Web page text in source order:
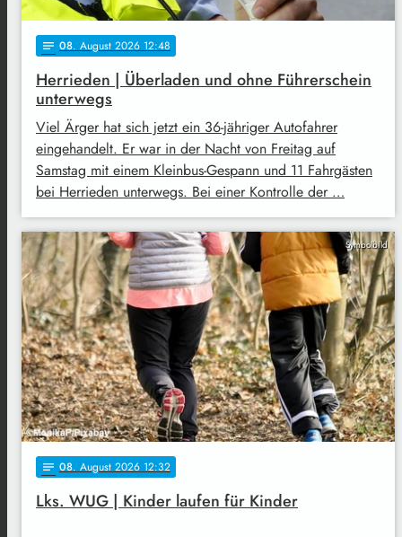
notes 08. August 2026 12:48
Herrieden | Überladen und ohne Führerschein
unterwegs
Viel Ärger hat sich jetzt ein 36-jähriger Autofahrer
eingehandelt. Er war in der Nacht von Freitag auf
Samstag mit einem Kleinbus-Gespann und 11 Fahrgästen
bei Herrieden unterwegs. Bei einer Kontrolle der …
Symbolbild
notes 08. August 2026 12:32
Lks. WUG | Kinder laufen für Kinder